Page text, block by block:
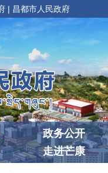
| 昌都市人民政府
政务公开
走进芒康